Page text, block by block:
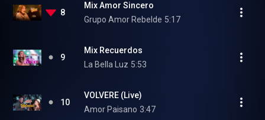
8
Mix Amor Sincero
Grupo Amor Rebelde 5:17
9
Mix Recuerdos
La Bella Luz 5:53
10
VOLVERE (Live)
Amor Paisano 3:47